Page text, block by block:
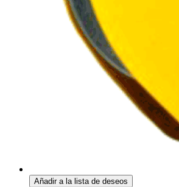
Añadir a la lista de deseos